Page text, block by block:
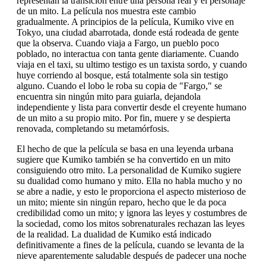
de un mito. La película nos muestra este cambio
gradualmente. A principios de la película, Kumiko vive en
Tokyo, una ciudad abarrotada, donde está rodeada de gente
que la observa. Cuando viaja a Fargo, un pueblo poco
poblado, no interactua con tanta gente diariamente. Cuando
viaja en el taxi, su ultimo testigo es un taxista sordo, y cuando
huye corriendo al bosque, está totalmente sola sin testigo
alguno. Cuando el lobo le roba su copia de "Fargo," se
encuentra sin ningún mito para guiarla, dejandola
independiente y lista para convertir desde el creyente humano
de un mito a su propio mito. Por fin, muere y se despierta
renovada, completando su metamórfosis.
El hecho de que la película se basa en una leyenda urbana
sugiere que Kumiko también se ha convertido en un mito
consiguiendo otro mito. La personalidad de Kumiko sugiere
su dualidad como humano y mito. Ella no habla mucho y no
se abre a nadie, y esto le proporciona el aspecto misterioso de
un mito; miente sin ningún reparo, hecho que le da poca
credibilidad como un mito; y ignora las leyes y costumbres de
la sociedad, como los mitos sobrenaturales rechazan las leyes
de la realidad. La dualidad de Kumiko está indicado
definitivamente a fines de la película, cuando se levanta de la
nieve aparentemente saludable después de padecer una noche